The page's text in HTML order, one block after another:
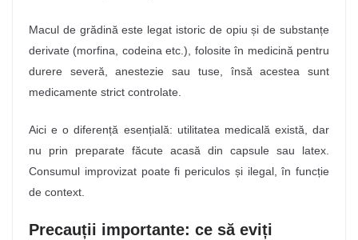
Macul de grădină este legat istoric de opiu și de substanțe
derivate (morfina, codeina etc.), folosite în medicină pentru
durere severă, anestezie sau tuse, însă acestea sunt
medicamente strict controlate.
Aici e o diferență esențială: utilitatea medicală există, dar
nu prin preparate făcute acasă din capsule sau latex.
Consumul improvizat poate fi periculos și ilegal, în funcție
de context.
Precauții importante: ce să eviți